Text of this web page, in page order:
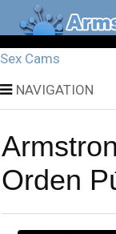
Sex Cams
NAVIGATION
Orden